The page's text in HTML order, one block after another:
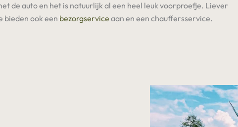
de auto en het is natuurlijk al een heel leuk voorproefje. Liever
bieden ook een bezorgservice aan en een chauffersservice.